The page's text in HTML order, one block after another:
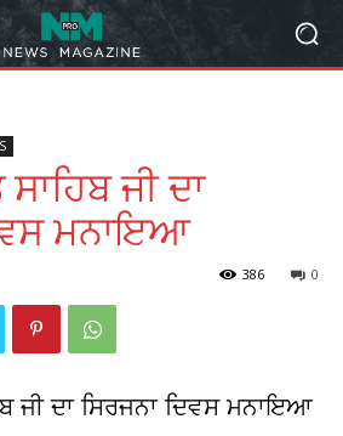
ਜੀ ਦਾ
ਮਨਾਇਆ
0
386
ਜੀ ਦਾ ਸਿਰਜਨਾ ਦਿਵਸ ਮਨਾਇਆ